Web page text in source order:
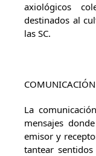
axiológicos
destinados al
las SC.
COMUNICACIÓN
La
mensajes
emisor y
tantear